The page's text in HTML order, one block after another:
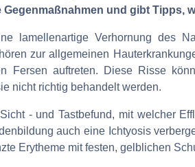
und gibt Tipps,
lamellenartige Verhornung des
zur allgemeinen
Fersen auftreten. Diese Risse
nicht richtig behandelt werden.
- und Tastbefund, mit welcher
auch eine Ichtyosis
Erytheme mit festen, gelblichen